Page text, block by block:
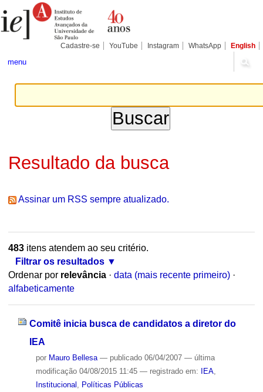
para
conteúdo.
Pessoais
Cadastre-se YouTube Instagram WhatsApp English
menu
Resultado da busca
Assinar um RSS sempre atualizado.
483itens atendem ao seu critério.
Filtrar os resultados
Ordenar por relevância · data (mais recente primeiro) ·
alfabeticamente
Comitê inicia busca de candidatos a diretor do
IEA
por Mauro Bellesa — publicado06/04/2007 — última
modificação04/08/2015 11:45 — registrado em: IEA,
Institucional
Políticas Públicas